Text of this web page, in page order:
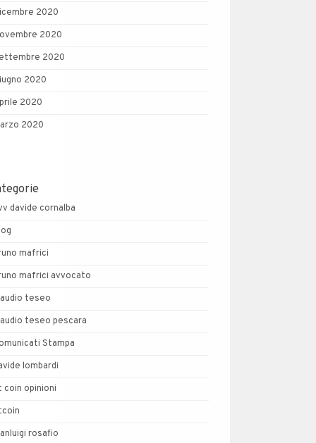
2020
2020
2020
2020
2020
2020
davide cornalba
mafrici
mafrici avvocato
teseo
teseo pescara
Stampa
lombardi
coin opinioni
rosafio